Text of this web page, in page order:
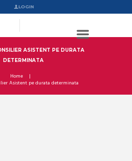
LOGIN
ASISTENT PE DURATA
DETERMINATA
Home
Asistent pe durata determinata